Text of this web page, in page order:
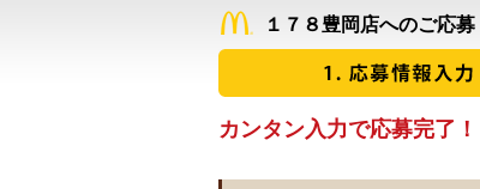
１７８豊岡店へのご応募
カンタン入力で応募完了！